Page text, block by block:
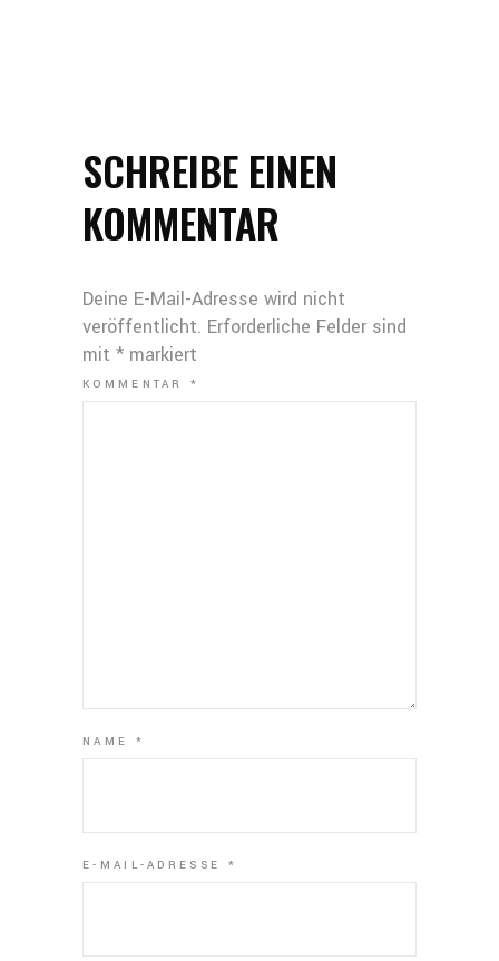
SCHREIBE EINEN
KOMMENTAR
Deine E-Mail-Adresse wird nicht
veröffentlicht. Erforderliche Felder sind
mit * markiert
KOMMENTAR*
NAME *
E-MAIL-ADRESSE *